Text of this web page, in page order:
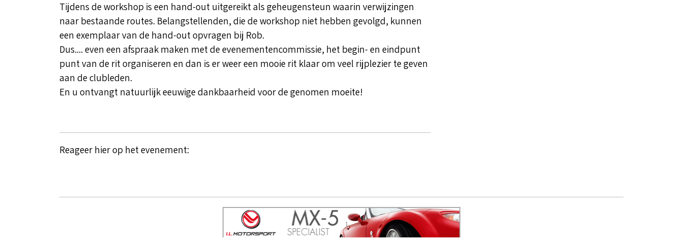
Tijdens de workshop is een hand-out uitgereikt als geheugensteun waarin verwijzingen
naar bestaande routes. Belangstellenden, die de workshop niet hebben gevolgd, kunnen
een exemplaar van de hand-out opvragen bij Rob.
Dus.... even een afspraak maken met de evenementencommissie, het begin- en eindpunt
punt van de rit organiseren en dan is er weer een mooie rit klaar om veel rijplezier te geven
aan de clubleden.
En u ontvangt natuurlijk eeuwige dankbaarheid voor de genomen moeite!
Reageer hier op het evenement: